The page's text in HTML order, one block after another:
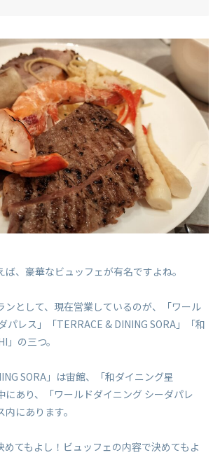
、豪華なビュッフェが有名ですよね。
ンとして、現在営業しているのが、「ワール
パレス」「TERRACE & DINING SORA」「和
」の三つ。
SORA」は宙館、「和ダイニング星
にあり、「ワールドダイニング シーダパレ
にあります。
めてもよし！ビュッフェの内容で決めてもよ